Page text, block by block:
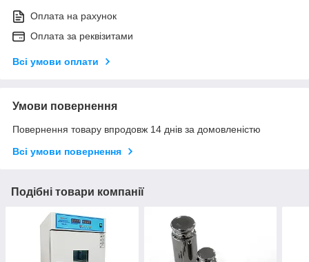
Оплата на рахунок
Оплата за реквізитами
Всі умови оплати
Умови повернення
Повернення товару впродовж 14 днів за домовленістю
Всі умови повернення
Подібні товари компанії